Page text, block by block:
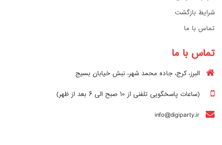
شرایط بازگشت
تماس با ما
تماس با ما
البرز، کرج، جاده محمد شهر، نبش خیابان بسیج
(ساعات پاسخگویی تلفنی از ۱۰ صبح الی ۶ بعد از ظهر)
info@digiparty.ir